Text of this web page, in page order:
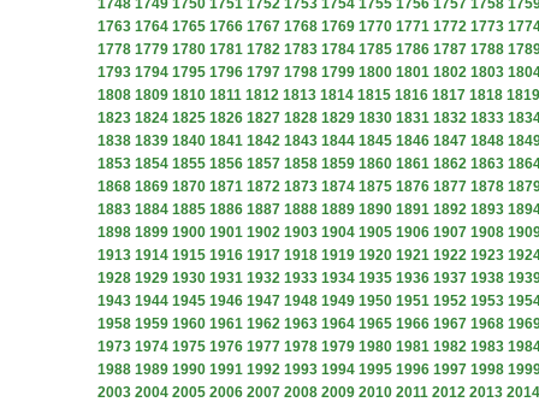
1748 1749 1750 1751 1752 1753 1754 1755 1756 1757 1758
1763 1764 1765 1766 1767 1768 1769 1770 1771 1772 1773
1778 1779 1780 1781 1782 1783 1784 1785 1786 1787 1788
1793 1794 1795 1796 1797 1798 1799 1800 1801 1802 1803
1808 1809 1810 1811 1812 1813 1814 1815 1816 1817 1818 1819
1823 1824 1825 1826 1827 1828 1829 1830 1831 1832 1833
1838 1839 1840 1841 1842 1843 1844 1845 1846 1847 1848
1853 1854 1855 1856 1857 1858 1859 1860 1861 1862 1863
1868 1869 1870 1871 1872 1873 1874 1875 1876 1877 1878
1883 1884 1885 1886 1887 1888 1889 1890 1891 1892 1893
1898 1899 1900 1901 1902 1903 1904 1905 1906 1907 1908
1913 1914 1915 1916 1917 1918 1919 1920 1921 1922 1923
1928 1929 1930 1931 1932 1933 1934 1935 1936 1937 1938
1943 1944 1945 1946 1947 1948 1949 1950 1951 1952 1953
1958 1959 1960 1961 1962 1963 1964 1965 1966 1967 1968
1973 1974 1975 1976 1977 1978 1979 1980 1981 1982 1983
1988 1989 1990 1991 1992 1993 1994 1995 1996 1997 1998
2003 2004 2005 2006 2007 2008 2009 2010 2011 2012 2013 2014